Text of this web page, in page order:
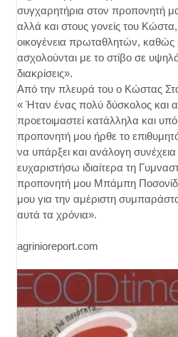
συγχαρητήρια στον προπονητή
αλλά και στους γονείς του
οικογένεια πρωταθλητών, καθώς
ασχολούνται με το στίβο σε
διακρίσεις».
Από την πλευρά του ο Κώστας
« Ήταν ένας πολύ δύσκολος και
προετοιμαστεί κατάλληλα και υπό
προπονητή μου ήρθε το
να υπάρξει και ανάλογη
ευχαριστήσω ιδιαίτερα τη
προπονητή μου Μπάμπη
μου για την αμέριστη
αυτά τα χρόνια».
agrinioreport.com